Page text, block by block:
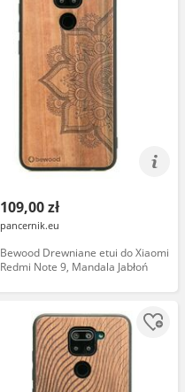
109,00 zł
pancernik.eu
Bewood Drewniane etui do Xiaomi
Redmi Note 9, Mandala Jabłoń